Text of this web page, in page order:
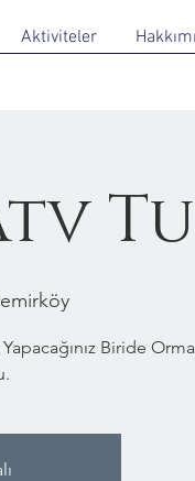
Aktiviteler
Biride